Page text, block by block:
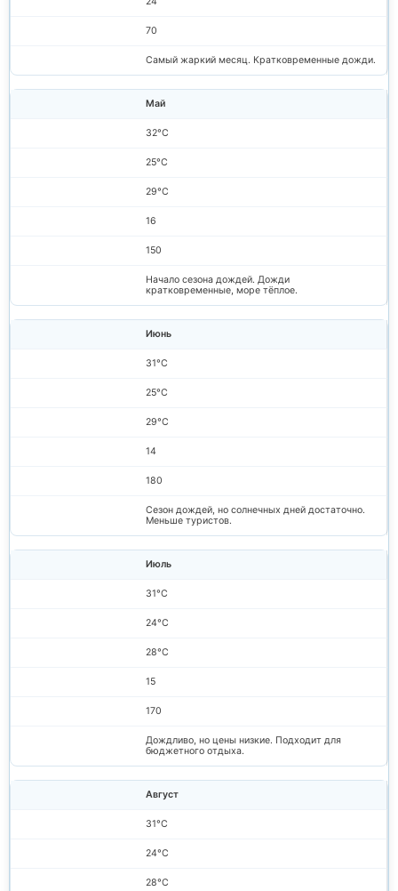
70
Самый жаркий месяц. Кратковременные дожди.
Май
32°C
25°C
29°C
16
150
Начало сезона дождей. Дожди
кратковременные, море тёплое.
Июнь
31°C
25°C
29°C
14
180
Сезон дождей, но солнечных дней достаточно.
Меньше туристов.
Июль
31°C
24°C
28°C
15
170
Дождливо, но цены низкие. Подходит для
бюджетного отдыха.
Август
31°C
24°C
28°C